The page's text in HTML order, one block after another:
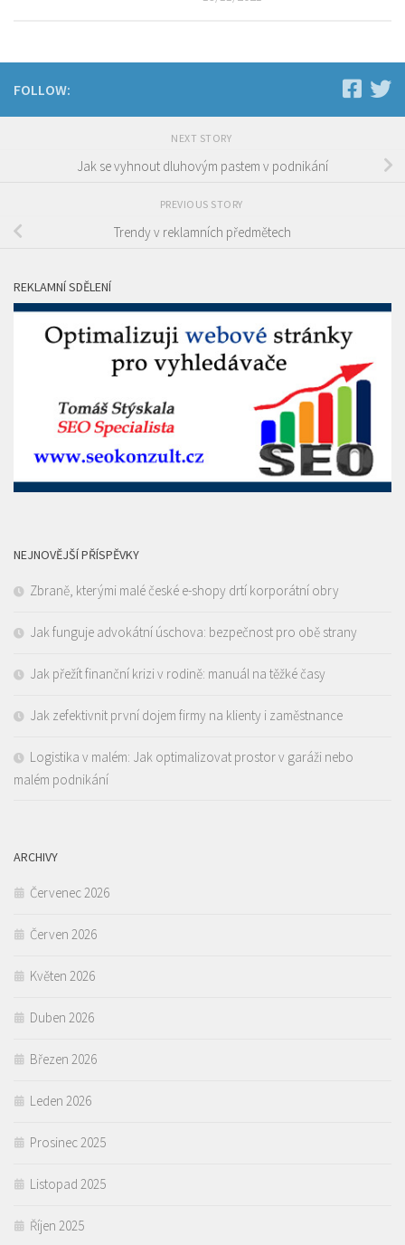
FOLLOW:
NEXT STORY
Jak se vyhnout dluhovým pastem v podnikání
PREVIOUS STORY
Trendy v reklamních předmětech
REKLAMNÍ SDĚLENÍ
NEJNOVĚJŠÍ PŘÍSPĚVKY
Zbraně, kterými malé české e-shopy drtí korporátní obry
Jak funguje advokátní úschova: bezpečnost pro obě strany
Jak přežít finanční krizi v rodině: manuál na těžké časy
Jak zefektivnit první dojem firmy na klienty i zaměstnance
Logistika v malém: Jak optimalizovat prostor v garáži nebo
malém podnikání
ARCHIVY
Červenec 2026
Červen 2026
Květen 2026
Duben 2026
Březen 2026
Leden 2026
Prosinec 2025
Listopad 2025
Říjen 2025